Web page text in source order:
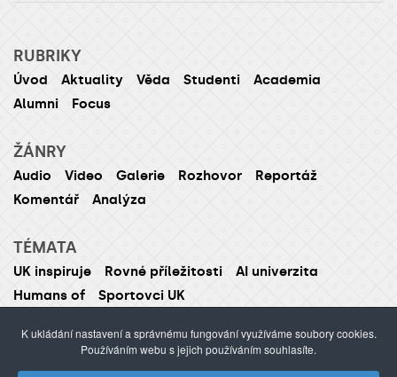
RUBRIKY
Úvod Aktuality Věda Studenti
Academia
Alumni
Focus
ŽÁNRY
Audio Video Galerie Rozhovor
Reportáž
Komentář
Analýza
TÉMATA
UK inspiruje Rovné příležitosti
AI univerzita
Humans of
Sportovci UK
K ukládání nastavení a správnému fungování využíváme soubory cookies.
Používáním webu s jejich používáním souhlasíte.